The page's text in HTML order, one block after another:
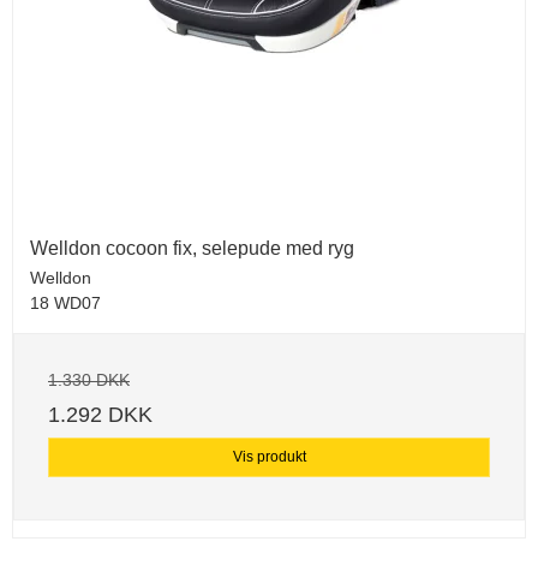
Welldon cocoon fix, selepude med ryg
Welldon
18 WD07
1.330 DKK
1.292 DKK
Vis produkt